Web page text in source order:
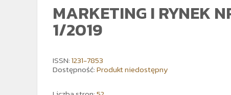
MARKETING I RYNEK
1/2019
ISSN:1231-7853
Dostępność:Produkt niedostępny